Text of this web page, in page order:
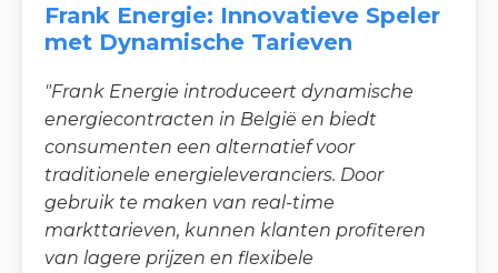
Frank Energie: Innovatieve Speler
met Dynamische Tarieven
"Frank Energie introduceert dynamische
energiecontracten in België en biedt
consumenten een alternatief voor
traditionele energieleveranciers. Door
gebruik te maken van real-time
markttarieven, kunnen klanten profiteren
van lagere prijzen en flexibele